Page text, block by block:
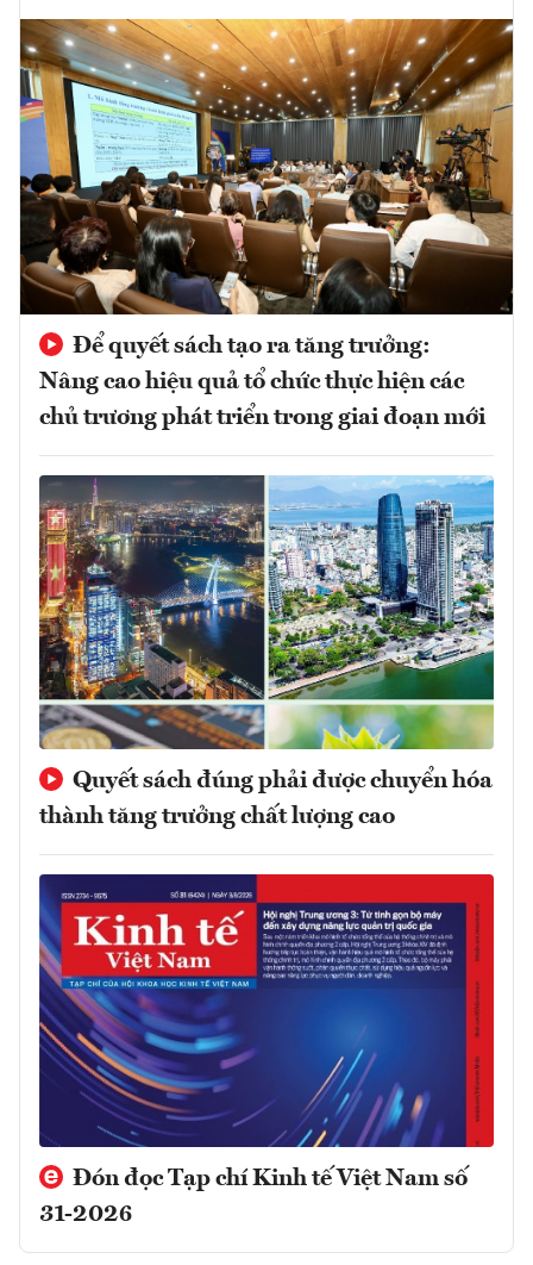
Để quyết sách tạo ra tăng trưởng:
Nâng cao hiệu quả tổ chức thực hiện các
chủ trương phát triển trong giai đoạn mới
Quyết sách đúng phải được chuyển hóa
thành tăng trưởng chất lượng cao
Đón đọc Tạp chí Kinh tế Việt Nam số
31-2026